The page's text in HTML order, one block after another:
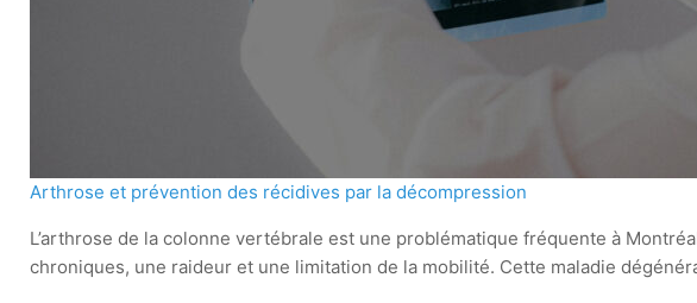
Arthrose et prévention des récidives par la décompression
L’arthrose de la colonne vertébrale est une problématique fréquente à
chroniques, une raideur et une limitation de la mobilité. Cette maladie